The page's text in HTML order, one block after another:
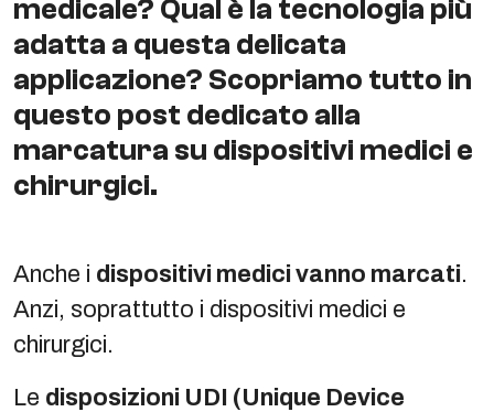
medicale? Qual è la tecnologia più
adatta a questa delicata
applicazione? Scopriamo tutto in
questo post dedicato alla
marcatura su dispositivi medici e
chirurgici.
Anche i dispositivi medici vanno marcati.
Anzi, soprattutto i dispositivi medici e
chirurgici.
Le disposizioni UDI (Unique Device